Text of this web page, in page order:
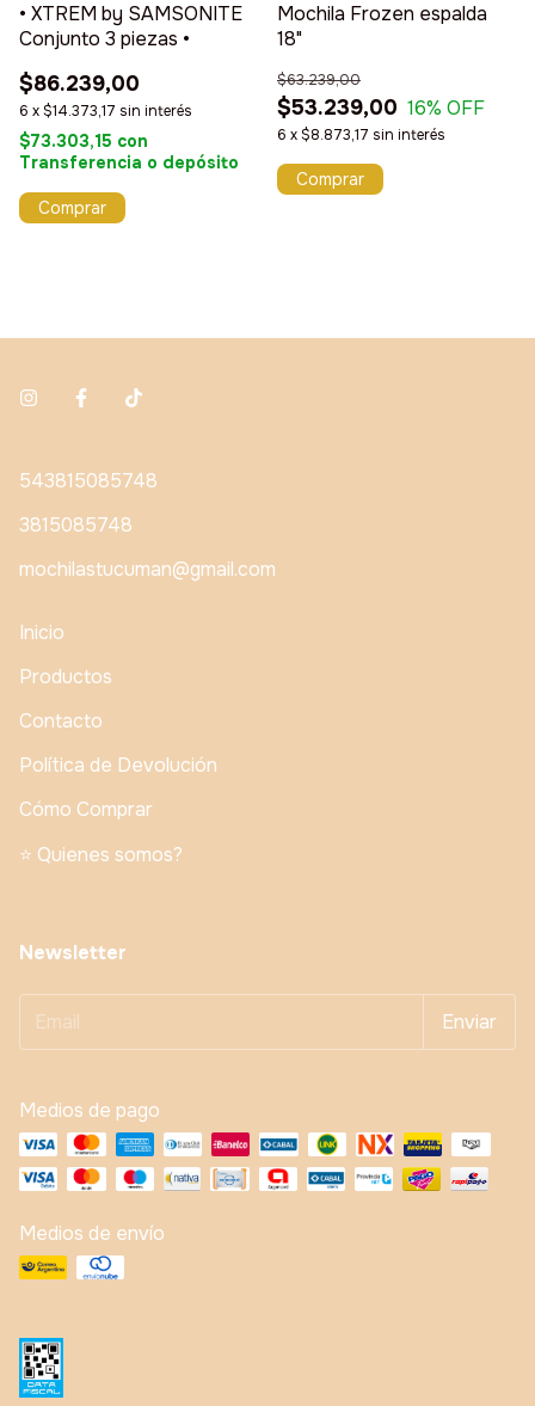
• XTREM by SAMSONITE
Conjunto 3 piezas •
$86.239,00
6 x$14.373,17 sin interés
$73.303,15 con
Transferencia o depósito
Comprar
Mochila Frozen espalda
18"
$53.239,00
$63.239,00
16% OFF
6 x$8.873,17 sin interés
543815085748
3815085748
mochilastucuman@gmail.com
Inicio
Productos
Contacto
Política de Devolución
Cómo Comprar
⭐️ Quienes somos?
Newsletter
Medios de pago
Medios de envío